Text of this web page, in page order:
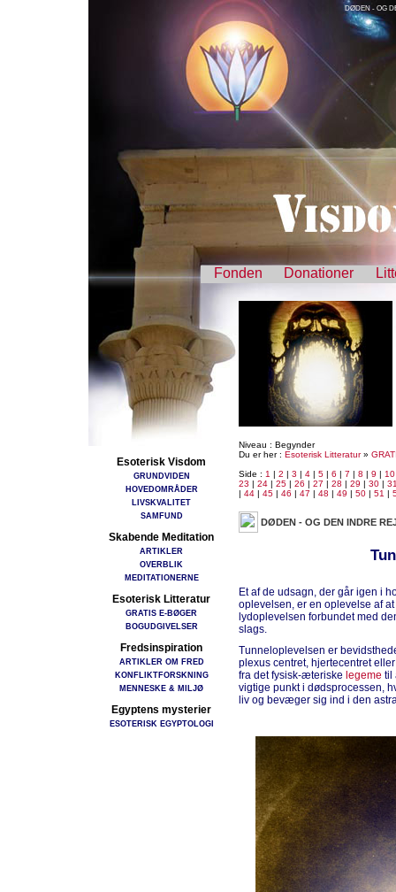
DØDEN - OG
Fonden Donationer
Esoterisk Visdom
GRUNDVIDEN
HOVEDOMRÅDER
LIVSKVALITET
SAMFUND
Skabende Meditation
ARTIKLER
OVERBLIK
MEDITATIONERNE
Esoterisk Litteratur
GRATIS E-BØGER
BOGUDGIVELSER
Fredsinspiration
ARTIKLER OM FRED
KONFLIKTFORSKNING
MENNESKE & MILJØ
Egyptens mysterier
ESOTERISK EGYPTOLOGI
Niveau : Begynder
Du er her : Esoterisk Litteratur»
Side : 1 | 2 | 3 | 4 | 5 | 6 | 7 | 8 | 9 | 10
23 | 24 | 25 | 26 | 27 | 28 | 29 | 30 |
| 44 | 45 | 46 | 47 | 48 | 49 | 50 | 51 |
DØDEN - OG DEN INDRE
Et af de udsagn, der går igen i
oplevelsen, er en oplevelse af
lydoplevelsen forbundet med
slags.
Tunneloplevelsen er
plexus centret, hjertecentret
fra det fysisk-æteriske legeme til
vigtige punkt i dødsprocessen,
liv og bevæger sig ind i den